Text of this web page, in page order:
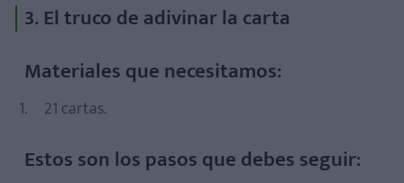
Materiales necesarios:
3. El truco de adivinar la carta
Materiales que necesitamos:
21 cartas.
Estos son los pasos que debes seguir: